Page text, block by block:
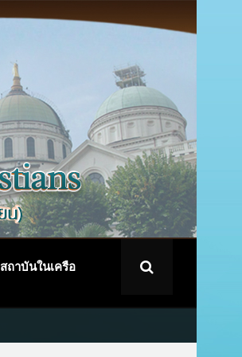
สถาบันในเครือ